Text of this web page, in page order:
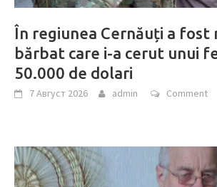
În regiunea Cernăuți a fost
bărbat care i-a cerut unui
50.000 de dolari
7 Август 2026 admin Comment